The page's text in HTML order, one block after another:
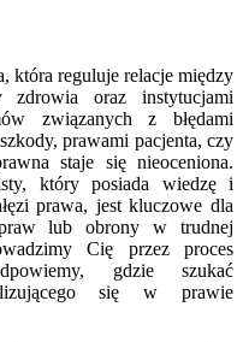
która reguluje relacje między
zdrowia oraz instytucjami
związanych z błędami
prawami pacjenta, czy
staje się nieoceniona.
który posiada wiedzę i
prawa, jest kluczowe dla
praw lub obrony w trudnej
Cię przez proces
gdzie szukać
się w prawie